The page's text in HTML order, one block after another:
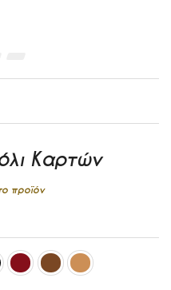
εικόνων
Καρτών
προϊόν